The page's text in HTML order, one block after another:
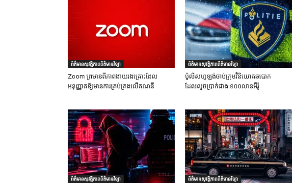
ព័ត៌មានសុវត្ថិភាពព័ត៌មានវិទ្យា
Zoom ព្រមានពីភាពងាយរងគ្រោះដែល
អនុញ្ញាតឱ្យមានការគ្រប់គ្រងលើគណនី
ព័ត៌មានសុវត្ថិភាពព័ត៌មានវិទ្យា
ប៉ូលិសហូឡង់ចាប់ក្រុមវិនិយោគឆបោក
ដែលលួចប្រាក់ជាង ១០០លានអឺរ៉ូ
ព័ត៌មានសុវត្ថិភាពព័ត៌មានវិទ្យា ព័ត៌មានសុវត្ថិភាពព័ត៌មានវិទ្យា